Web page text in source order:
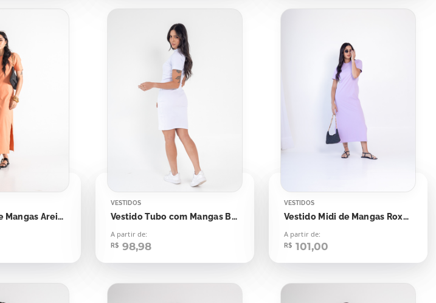
Vestido Midi De Mangas Areia Pêssego
VESTIDOS
Vestido Tubo com Mangas Branco
A partir de:
R$ 98,98
VESTIDOS
Vestido Midi de Mangas Roxo Galaxy
A partir de:
R$ 101,00